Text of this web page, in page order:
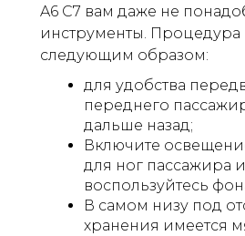
A6 C7 вам даже не
инструменты. Процедура
следующим образом:
для удобства
переднего
дальше назад;
Включите
для ног пассажира
воспользуйтесь
В самом низу под
хранения имеется